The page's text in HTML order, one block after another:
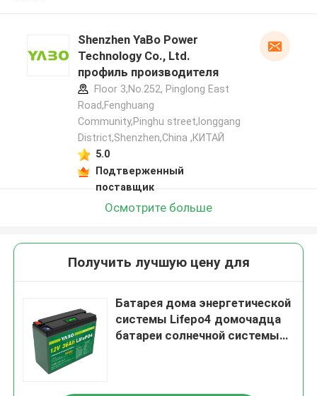
Shenzhen YaBo Power
Technology Co., Ltd.
профиль производителя
Floor 3,No.252, Pinglong East
Road,Fenghuang
Community,Pinghu street,longgang
District,Shenzhen,China ,КИТАЙ
5.0
Подтверженный
поставщик
Осмотрите больше
Получить лучшую цену для
Батарея дома энергетической
системы Lifepo4 домочадца
батареи солнечной системы